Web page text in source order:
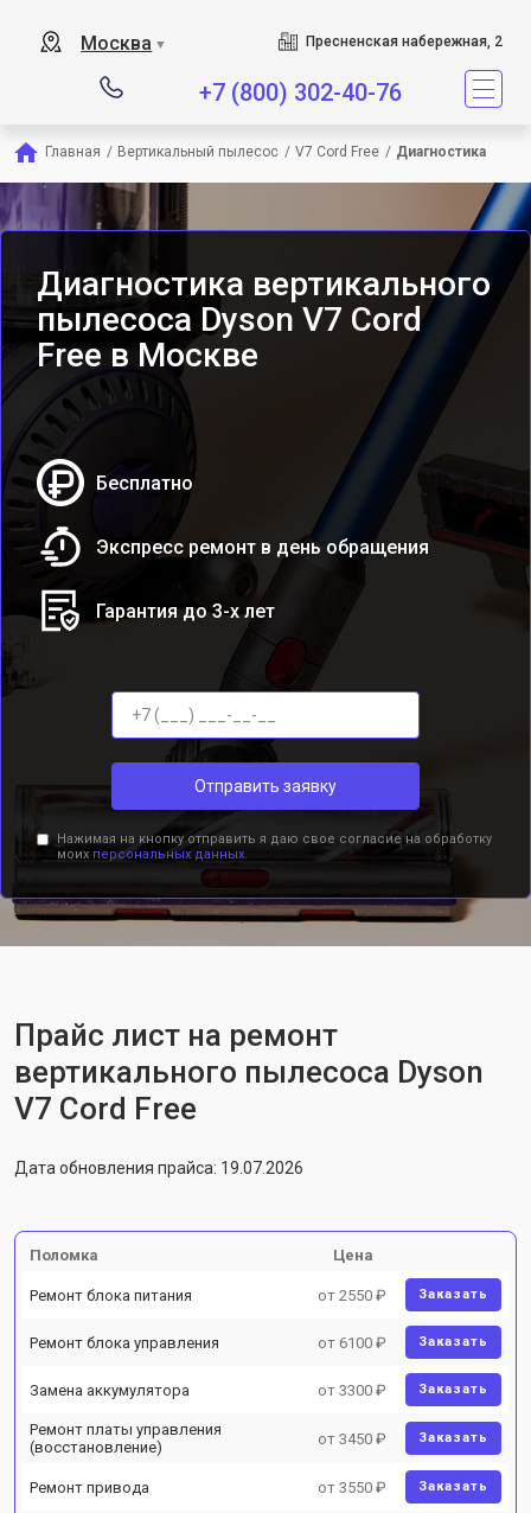
Москва ▼ Пресненская набережная, 2
+7 (800) 302-40-76
Главная / Вертикальный пылесос / V7 Cord Free / Диагностика
Диагностика вертикального
пылесоса Dyson V7 Cord
Free в Москве
Бесплатно
Экспресс ремонт в день обращения
Гарантия до 3-х лет
Отправить заявку
Нажимая на кнопку отправить я даю свое согласие на обработку
моих персональных данных.
Прайс лист на ремонт
вертикального пылесоса Dyson
V7 Cord Free
Дата обновления прайса: 19.07.2026
Поломка Цена
Ремонт блока питания от 2550 ₽ Заказать
Ремонт блока управления от 6100 ₽ Заказать
Замена аккумулятора от 3300 ₽ Заказать
Ремонт платы управления
(восстановление)
от 3450 ₽ Заказать
Ремонт привода от 3550 ₽ Заказать